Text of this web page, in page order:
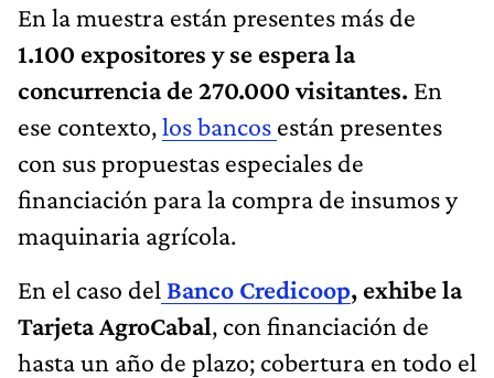
En la muestra están presentes más de
1.100 expositores y se espera la
concurrencia de 270.000 visitantes. En
ese contexto,los bancos están presentes
con sus propuestas especiales de
financiación para la compra de insumos y
maquinaria agrícola.
En el caso del Banco Credicoop, exhibe la
Tarjeta AgroCabal, con financiación de
hasta un año de plazo; cobertura en todo el